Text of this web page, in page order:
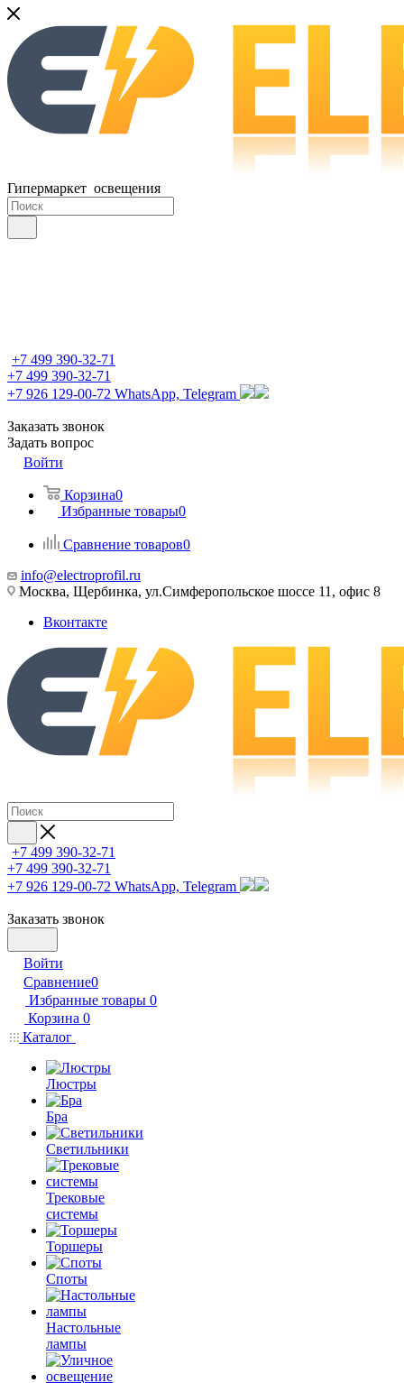
Гипермаркет освещения
+7 499 390-32-71
+7 499 390-32-71
+7 926 129-00-72 WhatsApp, Telegram
Заказать звонок
Задать вопрос
Войти
Корзина0
Избранные товары0
Сравнение товаров0
info@electroprofil.ru
Москва, Щербинка, ул.Симферопольское шоссе 11, офис 8
Вконтакте
+7 499 390-32-71
+7 499 390-32-71
+7 926 129-00-72 WhatsApp, Telegram
Заказать звонок
Войти
Сравнение0
Избранные товары 0
Корзина 0
Каталог
Люстры
Бра
Светильники
Трековые
системы
Торшеры
Споты
Настольные
лампы